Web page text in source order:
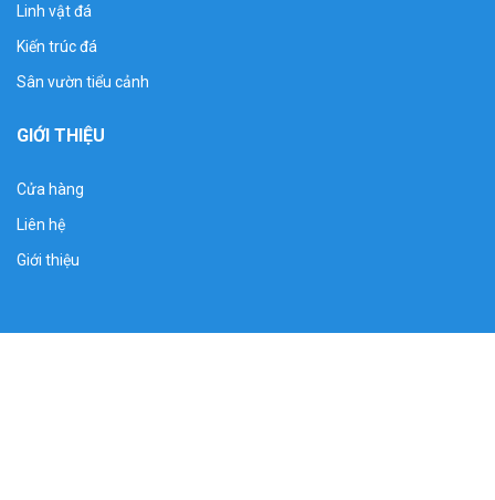
Linh vật đá
Kiến trúc đá
Sân vườn tiểu cảnh
GIỚI THIỆU
Cửa hàng
Liên hệ
Giới thiệu